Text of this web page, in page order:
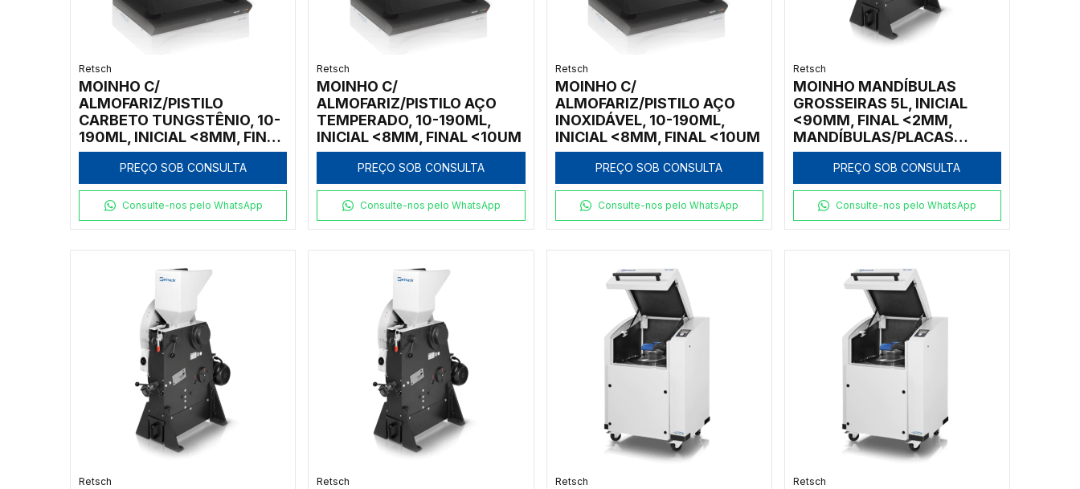
Retsch
MOINHO C/
ALMOFARIZ/PISTILO
CARBETO TUNGSTÊNIO, 10-
190ML, INICIAL <8MM, FINAL
<10UM
PREÇO SOB CONSULTA
Consulte-nos pelo WhatsApp
Retsch
MOINHO C/
ALMOFARIZ/PISTILO AÇO
TEMPERADO, 10-190ML,
INICIAL <8MM, FINAL <10UM
PREÇO SOB CONSULTA
Consulte-nos pelo WhatsApp
Retsch
MOINHO C/
ALMOFARIZ/PISTILO AÇO
INOXIDÁVEL, 10-190ML,
INICIAL <8MM, FINAL <10UM
PREÇO SOB CONSULTA
Consulte-nos pelo WhatsApp
Retsch
MOINHO MANDÍBULAS
GROSSEIRAS 5L, INICIAL
<90MM, FINAL <2MM,
MANDÍBULAS/PLACAS
CARBETO TUNGSTÊNIO,
400VPREÇO SOB CONSULTA
Consulte-nos pelo WhatsApp
Retsch Retsch Retsch Retsch